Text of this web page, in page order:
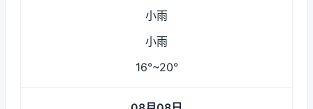
小雨
小雨
16°~20°